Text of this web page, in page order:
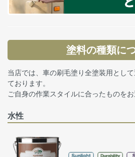
塗料の種類に
当店では、車の刷毛塗り全塗装用とし
ております。
ご自身の作業スタイルに合ったものをお
水性